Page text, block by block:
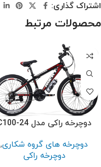
اشتراک گذاری:
محصولات مرتبط
دوچرخه راکی مدل C100-24
دوچرخه های گروه شکاری,
دوچرخه راکی